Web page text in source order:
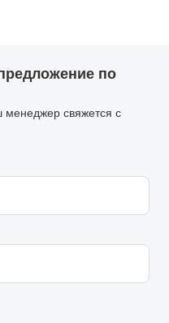
по
менеджер свяжется с